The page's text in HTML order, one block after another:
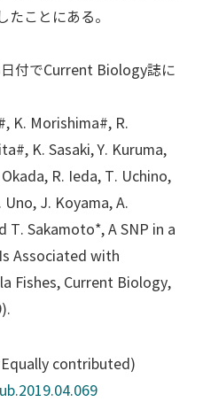
ことにある。
付でCurrent Biology誌に
K. Morishima#, R.
K. Sasaki, Y. Kuruma,
R. Ieda, T. Uchino,
Uno, J. Koyama, A.
T. Sakamoto*, A SNP in a
Associated with
Fishes, Current Biology,
contributed)